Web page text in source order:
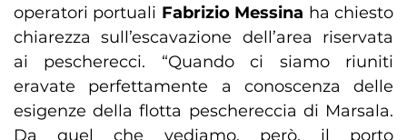
operatori portuali Fabrizio Messina ha chiesto
chiarezza sull’escavazione dell’area riservata
ai pescherecci. “Quando ci siamo riuniti
eravate perfettamente a conoscenza delle
esigenze della flotta peschereccia di Marsala.
Da quel che vediamo, però, il porto